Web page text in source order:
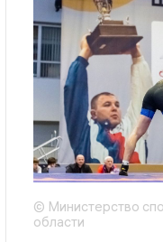
© Министерство
области